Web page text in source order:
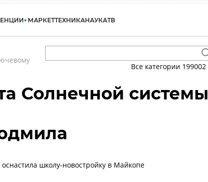
МАРКЕТТЕХНИКАНАУКАТВ
Все категории 199002
Солнечной системы
школу-новостройку в Майкопе